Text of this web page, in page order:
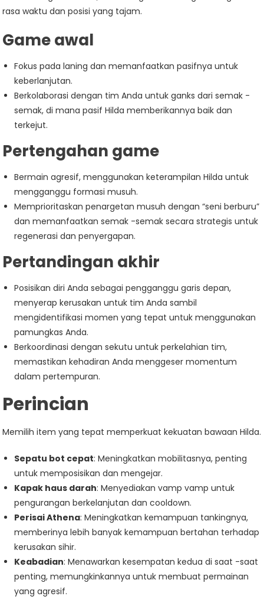
rasa waktu dan posisi yang tajam.
Game awal
Fokus pada laning dan memanfaatkan pasifnya untuk
keberlanjutan.
Berkolaborasi dengan tim Anda untuk ganks dari semak -
semak, di mana pasif Hilda memberikannya baik dan
terkejut.
Pertengahan game
Bermain agresif, menggunakan keterampilan Hilda untuk
mengganggu formasi musuh.
Memprioritaskan penargetan musuh dengan “seni berburu”
dan memanfaatkan semak -semak secara strategis untuk
regenerasi dan penyergapan.
Pertandingan akhir
Posisikan diri Anda sebagai pengganggu garis depan,
menyerap kerusakan untuk tim Anda sambil
mengidentifikasi momen yang tepat untuk menggunakan
pamungkas Anda.
Berkoordinasi dengan sekutu untuk perkelahian tim,
memastikan kehadiran Anda menggeser momentum
dalam pertempuran.
Perincian
Memilih item yang tepat memperkuat kekuatan bawaan Hilda.
Sepatu bot cepat: Meningkatkan mobilitasnya, penting
untuk memposisikan dan mengejar.
Kapak haus darah: Menyediakan vamp vamp untuk
pengurangan berkelanjutan dan cooldown.
Perisai Athena: Meningkatkan kemampuan tankingnya,
memberinya lebih banyak kemampuan bertahan terhadap
kerusakan sihir.
Keabadian: Menawarkan kesempatan kedua di saat -saat
penting, memungkinkannya untuk membuat permainan
yang agresif.